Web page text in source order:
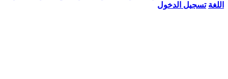
اللغة تسجيل الدخول